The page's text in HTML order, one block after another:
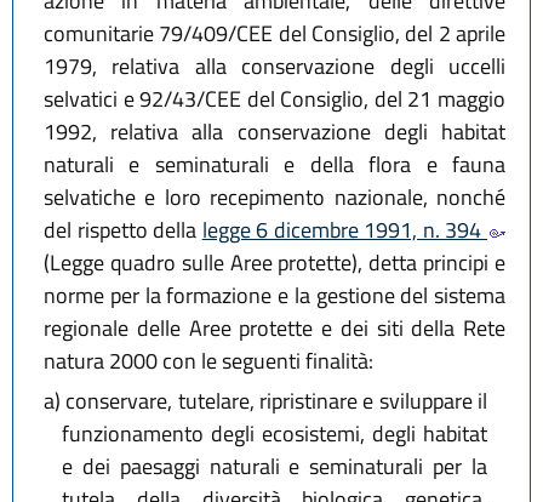
comunitarie 79/409/CEE del Consiglio, del 2 aprile
1979, relativa alla conservazione degli uccelli
selvatici e 92/43/CEE del Consiglio, del 21 maggio
1992, relativa alla conservazione degli habitat
naturali e seminaturali e della flora e fauna
selvatiche e loro recepimento nazionale, nonché
del rispetto della legge 6 dicembre 1991, n. 394
(Legge quadro sulle Aree protette), detta principi e
norme per la formazione e la gestione del sistema
regionale delle Aree protette e dei siti della Rete
natura 2000 con le seguenti finalità:
a) conservare, tutelare, ripristinare e sviluppare il
funzionamento degli ecosistemi, degli habitat
e dei paesaggi naturali e seminaturali per la